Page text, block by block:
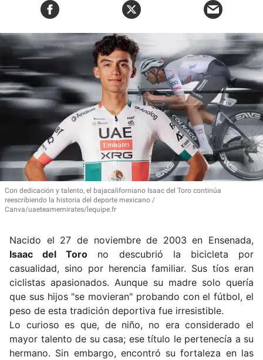
Con dedicación y talento, el bajacaliforniano Isaac del Toro continúa
reescribiendo la historia del deporte mexicano
Canva/uaeteamemirates/lequipe.fr
Nacido el 27 de noviembre de 2003 en Ensenada,
Isaac del Toro no descubrió la bicicleta por
casualidad, sino por herencia familiar. Sus tíos eran
ciclistas apasionados. Aunque su madre solo quería
que sus hijos "se movieran" probando con el fútbol, el
peso de esta tradición deportiva fue irresistible.
Lo curioso es que, de niño, no era considerado el
mayor talento de su casa; ese título le pertenecía a su
hermano. Sin embargo, encontró su fortaleza en las